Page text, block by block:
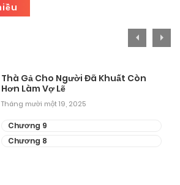
Thà Gả Cho Người Đã Khuất Còn
Hơn Làm Vợ Lẽ
Tháng mười một 19, 2025
Chương 9
Chương 8